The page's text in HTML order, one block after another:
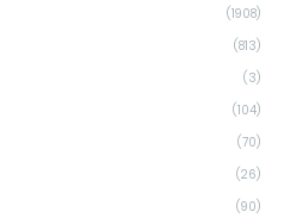
(1908)
(813)
(3)
(104)
(70)
(26)
(90)